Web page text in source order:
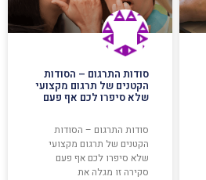
סודות התרגום – הסודות
הקטנים של תרגום מקצועי
שלא סיפרו לכם אף פעם
סודות התרגום – הסודות
הקטנים של תרגום מקצועי
שלא סיפרו לכם אף פעם
סקירה זו מגלה את